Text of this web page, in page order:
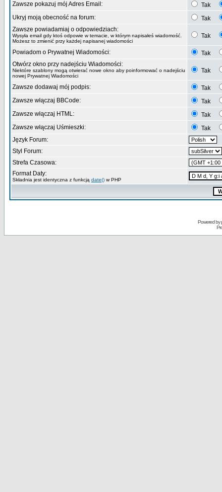
Zawsze pokazuj mój Adres Email:
Tak
Ukryj moją obecność na forum:
Tak
Zawsze powiadamiaj o odpowiedziach:
Wysyła email gdy ktoś odpowie w temacie, w którym napisałeś wiadomość.
Możesz to zmienić przy każdej napisanej wiadomości
Tak
Powiadom o Prywatnej Wiadomości:
Tak
Otwórz okno przy nadejściu Wiadomości:
Niektóre szablony mogą otwierać nowe okno aby poinformować o nadejściu
nowej Prywatnej Wiadomości
Tak
Zawsze dodawaj mój podpis:
Tak
Zawsze włączaj BBCode:
Tak
Zawsze włączaj HTML:
Tak
Zawsze włączaj Uśmieszki:
Tak
Język Forum:
Styl Forum:
Strefa Czasowa:
Format Daty:
Składnia jest identyczna z funkcją date() w PHP
Powered by